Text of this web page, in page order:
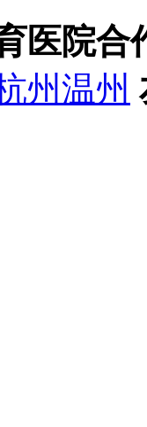
医院合
州温州